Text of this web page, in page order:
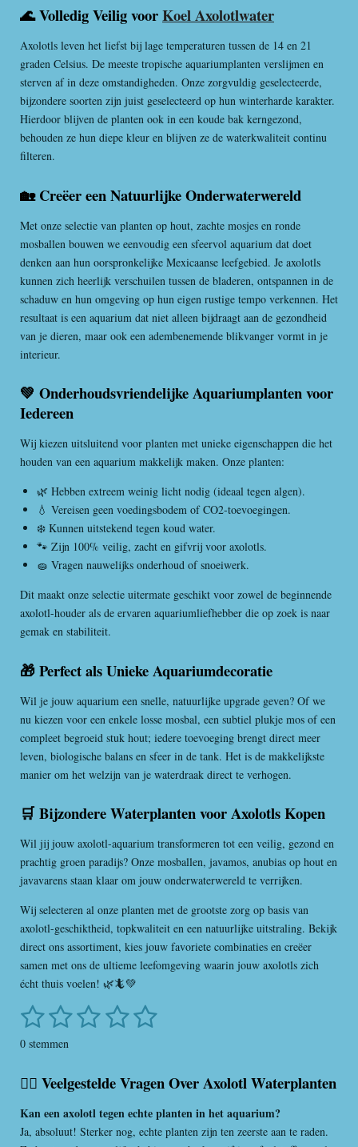
🌊 Volledig Veilig voorKoel Axolotlwater
Axolotls leven het liefst bij lage temperaturen tussen de 14 en 21
graden Celsius. De meeste tropische aquariumplanten verslijmen en
sterven af in deze omstandigheden. Onze zorgvuldig geselecteerde,
bijzondere soorten zijn juist geselecteerd op hun winterharde karakter.
Hierdoor blijven de planten ook in een koude bak kerngezond,
behouden ze hun diepe kleur en blijven ze de waterkwaliteit continu
filteren.
🏡 Creëer een Natuurlijke Onderwaterwereld
Met onze selectie van planten op hout, zachte mosjes en ronde
mosballen bouwen we eenvoudig een sfeervol aquarium dat doet
denken aan hun oorspronkelijke Mexicaanse leefgebied. Je axolotls
kunnen zich heerlijk verschuilen tussen de bladeren, ontspannen in de
schaduw en hun omgeving op hun eigen rustige tempo verkennen. Het
resultaat is een aquarium dat niet alleen bijdraagt aan de gezondheid
van je dieren, maar ook een adembenemende blikvanger vormt in je
interieur.
💚 Onderhoudsvriendelijke Aquariumplanten voor
Iedereen
Wij kiezen uitsluitend voor planten met unieke eigenschappen die het
houden van een aquarium makkelijk maken. Onze planten:
🌿 Hebben extreem weinig licht nodig (ideaal tegen algen).
💧 Vereisen geen voedingsbodem of CO2-toevoegingen.
❄️ Kunnen uitstekend tegen koud water.
🐾 Zijn 100% veilig, zacht en gifvrij voor axolotls.
🧽 Vragen nauwelijks onderhoud of snoeiwerk.
Dit maakt onze selectie uitermate geschikt voor zowel de beginnende
axolotl-houder als de ervaren aquariumliefhebber die op zoek is naar
gemak en stabiliteit.
🎁 Perfect als Unieke Aquariumdecoratie
Wil je jouw aquarium een snelle, natuurlijke upgrade geven? Of we
nu kiezen voor een enkele losse mosbal, een subtiel plukje mos of een
compleet begroeid stuk hout; iedere toevoeging brengt direct meer
leven, biologische balans en sfeer in de tank. Het is de makkelijkste
manier om het welzijn van je waterdraak direct te verhogen.
🛒 Bijzondere Waterplanten voor Axolotls Kopen
Wil jij jouw axolotl-aquarium transformeren tot een veilig, gezond en
prachtig groen paradijs? Onze mosballen, javamos, anubias op hout en
javavarens staan klaar om jouw onderwaterwereld te verrijken.
Wij selecteren al onze planten met de grootste zorg op basis van
axolotl-geschiktheid, topkwaliteit en een natuurlijke uitstraling. Bekijk
direct ons assortiment, kies jouw favoriete combinaties en creëer
samen met ons de ultieme leefomgeving waarin jouw axolotls zich
écht thuis voelen! 🌿🦎💚
R
t
n
1
s
e
r
2
s
e
r
3
e
r
4
e
r
5
e
r
S
e
0 stemmen
🙋‍♂️ Veelgestelde Vragen Over Axolotl Waterplanten
Kan een axolotl tegen echte planten in het aquarium?
Ja, absoluut! Sterker nog, echte planten zijn ten zeerste aan te raden.